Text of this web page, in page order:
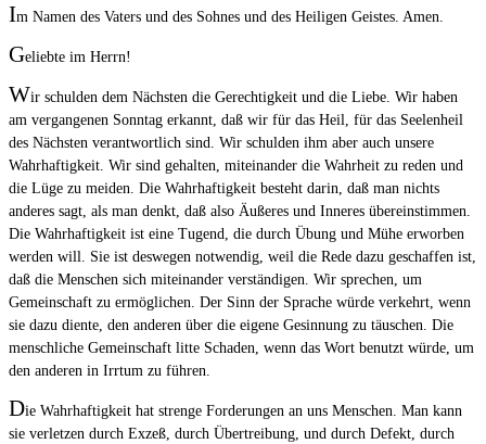
Im Namen des Vaters und des Sohnes und des Heiligen Geistes. Amen.
Geliebte im Herrn!
Wir schulden dem Nächsten die Gerechtigkeit und die Liebe. Wir haben
am vergangenen Sonntag erkannt, daß wir für das Heil, für das Seelenheil
des Nächsten verantwortlich sind. Wir schulden ihm aber auch unsere
Wahrhaftigkeit. Wir sind gehalten, miteinander die Wahrheit zu reden und
die Lüge zu meiden. Die Wahrhaftigkeit besteht darin, daß man nichts
anderes sagt, als man denkt, daß also Äußeres und Inneres übereinstimmen.
Die Wahrhaftigkeit ist eine Tugend, die durch Übung und Mühe erworben
werden will. Sie ist deswegen notwendig, weil die Rede dazu geschaffen ist,
daß die Menschen sich miteinander verständigen. Wir sprechen, um
Gemeinschaft zu ermöglichen. Der Sinn der Sprache würde verkehrt, wenn
sie dazu diente, den anderen über die eigene Gesinnung zu täuschen. Die
menschliche Gemeinschaft litte Schaden, wenn das Wort benutzt würde, um
den anderen in Irrtum zu führen.
Die Wahrhaftigkeit hat strenge Forderungen an uns Menschen. Man kann
sie verletzen durch Exzeß, durch Übertreibung, und durch Defekt, durch